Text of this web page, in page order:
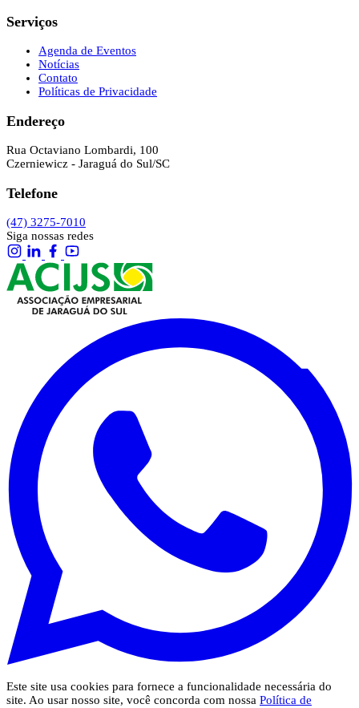
Serviços
Agenda de Eventos
Notícias
Contato
Políticas de Privacidade
Endereço
Rua Octaviano Lombardi, 100
Czerniewicz - Jaraguá do Sul/SC
Telefone
(47) 3275-7010
Siga nossas redes
Este site usa cookies para fornece a funcionalidade necessária do
site. Ao usar nosso site, você concorda com nossa Política de